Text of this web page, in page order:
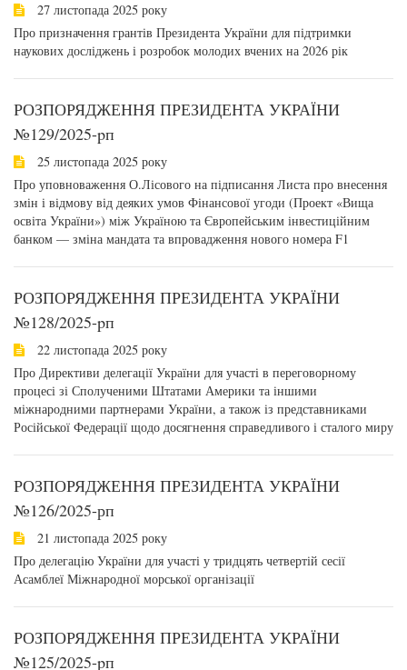
27 листопада 2025 року
Про призначення грантів Президента України для підтримки
наукових досліджень і розробок молодих вчених на 2026 рік
РОЗПОРЯДЖЕННЯ ПРЕЗИДЕНТА УКРАЇНИ
№129/2025-pп
25 листопада 2025 року
Про уповноваження О.Лісового на підписання Листа про внесення
змін і відмову від деяких умов Фінансової угоди (Проект «Вища
освіта України») між Україною та Європейським інвестиційним
банком — зміна мандата та впровадження нового номера F1
РОЗПОРЯДЖЕННЯ ПРЕЗИДЕНТА УКРАЇНИ
№128/2025-pп
22 листопада 2025 року
Про Директиви делегації України для участі в переговорному
процесі зі Сполученими Штатами Америки та іншими
міжнародними партнерами України, а також із представниками
Російської Федерації щодо досягнення справедливого і сталого миру
РОЗПОРЯДЖЕННЯ ПРЕЗИДЕНТА УКРАЇНИ
№126/2025-рп
21 листопада 2025 року
Про делегацію України для участі у тридцять четвертій сесії
Асамблеї Міжнародної морської організації
РОЗПОРЯДЖЕННЯ ПРЕЗИДЕНТА УКРАЇНИ
№125/2025-pп